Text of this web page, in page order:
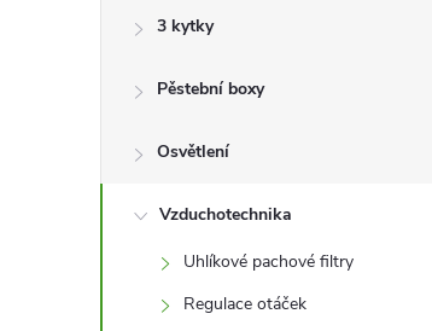
n
3 kytky
Pěstební boxy
Osvětlení
Vzduchotechnika
Uhlíkové pachové filtry
Regulace otáček